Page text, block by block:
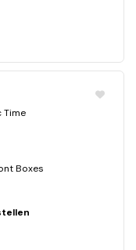
Time
Boxes